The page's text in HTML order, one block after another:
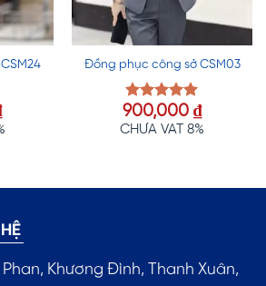
Đồng phục công sở CSM03
Được xếp
hạng5.00
900,000 ₫
CHƯA VAT 8%
Phan, Khương Đình, Thanh Xuân,